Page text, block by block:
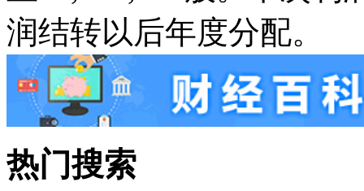
润结转以后年度分配。
热门搜索